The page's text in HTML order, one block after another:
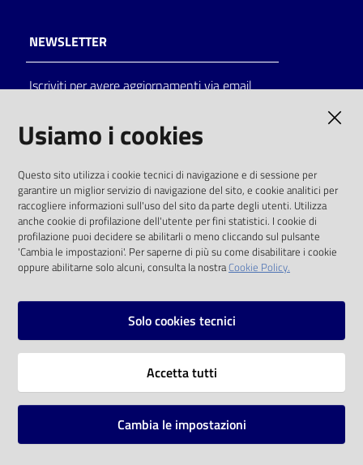
Catalogo
on line
Eventi
Chiedi al
bibliotecario
NEWSLETTER
Iscriviti per avere aggiornamenti via email
solo alle condizioni previste dalla direttiva
comunitaria 2003/98/CE e dal d.lgs. 36/2006
SOCIAL
Instagram
Vai alla pagina
Mappa del sito
Usiamo i cookies
Questo sito utilizza i cookie tecnici di navigazione e di sessione per
garantire un miglior servizio di navigazione del sito, e cookie analitici per
raccogliere informazioni sull'uso del sito da parte degli utenti. Utilizza
anche cookie di profilazione dell'utente per fini statistici. I cookie di
profilazione puoi decidere se abilitarli o meno cliccando sul pulsante
'Cambia le impostazioni'. Per saperne di più su come disabilitare i cookie
oppure abilitarne solo alcuni, consulta la nostraCookie Policy.
Solo cookies tecnici
Accetta tutti
Cambia le impostazioni